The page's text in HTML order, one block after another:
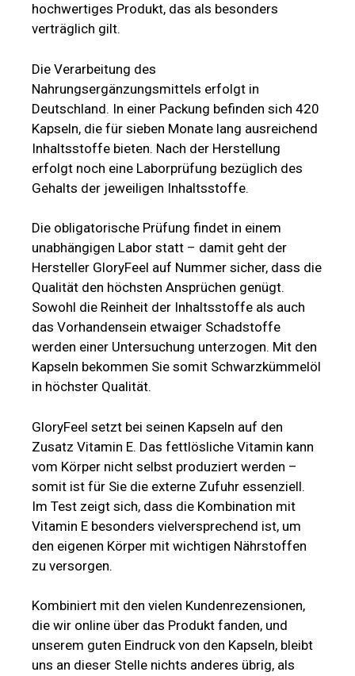
hochwertiges Produkt, das als besonders
verträglich gilt.
Die Verarbeitung des
Nahrungsergänzungsmittels erfolgt in
Deutschland. In einer Packung befinden sich 420
Kapseln, die für sieben Monate lang ausreichend
Inhaltsstoffe bieten. Nach der Herstellung
erfolgt noch eine Laborprüfung bezüglich des
Gehalts der jeweiligen Inhaltsstoffe.
Die obligatorische Prüfung findet in einem
unabhängigen Labor statt – damit geht der
Hersteller GloryFeel auf Nummer sicher, dass die
Qualität den höchsten Ansprüchen genügt.
Sowohl die Reinheit der Inhaltsstoffe als auch
das Vorhandensein etwaiger Schadstoffe
werden einer Untersuchung unterzogen. Mit den
Kapseln bekommen Sie somit Schwarzkümmelöl
in höchster Qualität.
GloryFeel setzt bei seinen Kapseln auf den
Zusatz Vitamin E. Das fettlösliche Vitamin kann
vom Körper nicht selbst produziert werden –
somit ist für Sie die externe Zufuhr essenziell.
Im Test zeigt sich, dass die Kombination mit
Vitamin E besonders vielversprechend ist, um
den eigenen Körper mit wichtigen Nährstoffen
zu versorgen.
Kombiniert mit den vielen Kundenrezensionen,
die wir online über das Produkt fanden, und
unserem guten Eindruck von den Kapseln, bleibt
uns an dieser Stelle nichts anderes übrig, als